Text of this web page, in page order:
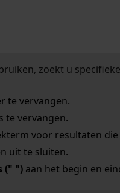
zoekt u
te vervangen.
vervangen.
voor resultaten die
uit te sluiten.
(" ")aan het begin en